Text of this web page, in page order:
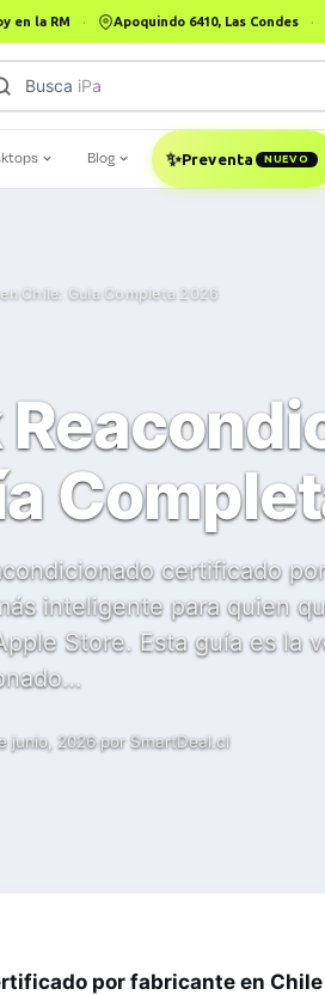
en la RM · Apoquindo 6410, Las Condes ·
Busca Mac
Blog ✨Preventa NUEVO
Chile: Guía Completa 2026
certificado
inteligente para quien
Store. Esta guía es la
junio, 2026·por SmartDeal.cl
por fabricante en Chile